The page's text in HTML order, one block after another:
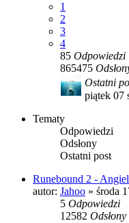
1
2
3
4
85 Odpowiedzi
865475
Ostatni
piątek 07
Tematy
Odpowiedzi
Odsłony
Ostatni post
Runebound 2 -
autor: Jahoo » środa
5 Odpowiedzi
12582 Odsłony